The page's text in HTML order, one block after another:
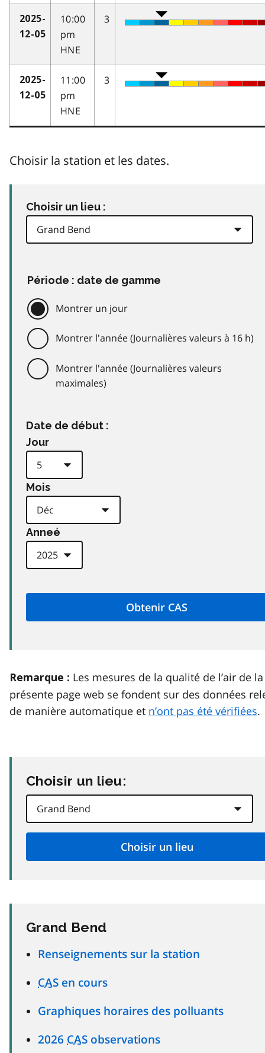
2025-
12-05
10:00
pm
HNE
3
2025-
12-05
11:00
pm
HNE
3
Choisir la station et les dates.
Choisir un lieu :
Période : date de gamme
Montrer un jour
Montrer l'année (Journalières valeurs à 16 h)
Montrer l'année (Journalières valeurs
maximales)
Date de début :
Jour
Mois
Anneé
Remarque : Les mesures de la qualité de l’air de la
présente page web se fondent sur des données
de manière automatique et n’ont pas été vérifiées.
Choisir un lieu:
Grand Bend
Renseignements sur la station
CAS en cours
Graphiques horaires des polluants
2026 CAS observations